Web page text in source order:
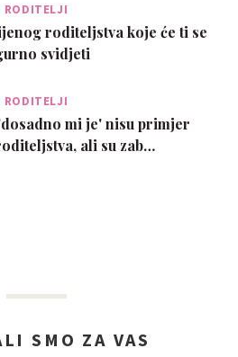
RODITELJI
roditeljstva koje će ti se
svidjeti
RODITELJI
mi je' nisu primjer
ali su zab…